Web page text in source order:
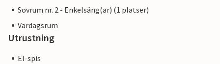
Sovrum nr. 2 - Enkelsäng(ar) (1 platser)
Vardagsrum
Utrustning
El-spis